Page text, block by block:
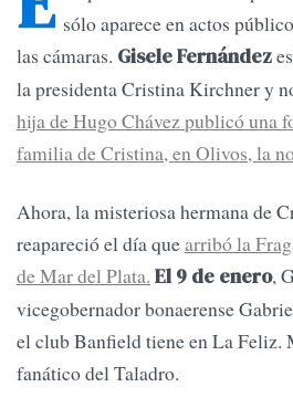
sólo aparece en actos
las cámaras. Gisele Fernández
la presidenta Cristina Kirchner y
hija de Hugo Chávez publicó una
familia de Cristina, en Olivos, la
Ahora, la misteriosa hermana de
reapareció el día quearribó la
de Mar del Plata. El 9 de enero,
vicegobernador bonaerense
el club Banfield tiene en La Feliz.
fanático del Taladro.